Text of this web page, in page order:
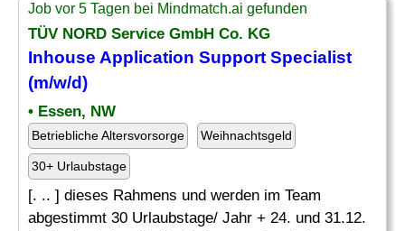
Job vor 5 Tagen bei Mindmatch.ai gefunden
TÜV NORD Service GmbH Co. KG
Inhouse Application Support Specialist
(m/w/d)
• Essen, NW
Betriebliche Altersvorsorge Weihnachtsgeld
30+ Urlaubstage
[. .. ] dieses Rahmens und werden im Team
abgestimmt 30 Urlaubstage/ Jahr + 24. und 31.12.